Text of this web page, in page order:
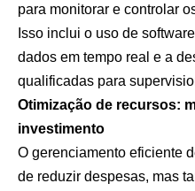
para monitorar e controlar
Isso inclui o uso de
dados em tempo real e a
qualificadas para
Otimização de recursos:
investimento
O gerenciamento eficiente
de reduzir despesas, mas